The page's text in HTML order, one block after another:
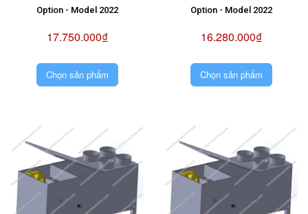
Option - Model 2022
17.750.000₫
Chọn sản phẩm
Option - Model 2022
16.280.000₫
Chọn sản phẩm